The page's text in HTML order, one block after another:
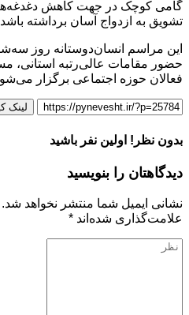
گامی کوچک در جهت کاهش
تشویق به ازدواج آسان برداشته
حضور مقامات عالی‌رتبه استانی،
فعالان حوزه اجتماعی برگزار
لینک
بدون نظر! اولین نفر باشید
دیدگاهتان را بنویسید
نشانی ایمیل شما منتشر نخواهد شد.
علامت‌گذاری شده‌اند *